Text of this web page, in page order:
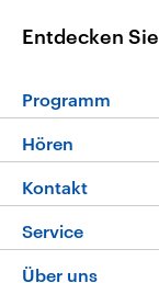
Entdecken
Programm
Programm
Die
Neue
Hören
Livestream
Podcasts
Kontakt
Service
FAQ
Über uns